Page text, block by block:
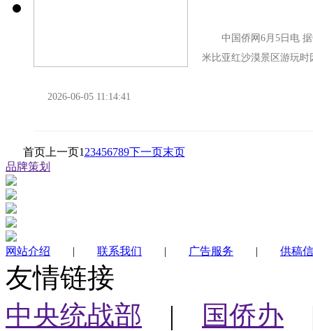
中国侨网6月5日电 据
米比亚红沙漠景区游玩
2026-06-05 11:14:41
首页上一页1 23456789下一页末页
品牌策划
网站介绍 | 联系我们 | 广告服务 | 供稿
友情链接
中央统战部 | 国侨办